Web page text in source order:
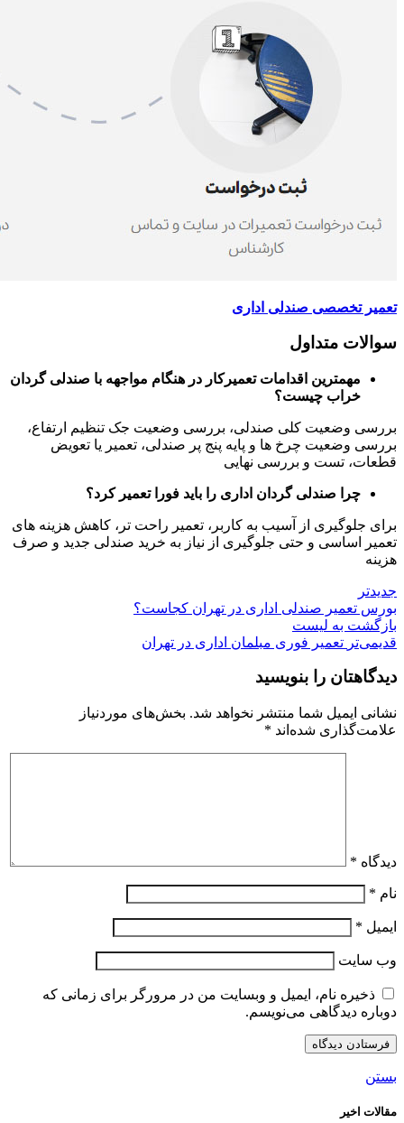
تعمیر تخصصی صندلی اداری
سوالات متداول
مهمترین اقدامات تعمیرکار در هنگام مواجهه با صندلی گردان
خراب چیست؟
بررسی وضعیت کلی صندلی، بررسی وضعیت جک تنظیم ارتفاع،
بررسی وضعیت چرخ ها و پایه پنج پر صندلی، تعمیر یا تعویض
قطعات، تست و بررسی نهایی
چرا صندلی گردان اداری را باید فورا تعمیر کرد؟
برای جلوگیری از آسیب به کاربر، تعمیر راحت تر، کاهش هزینه های
تعمیر اساسی و حتی جلوگیری از نیاز به خرید صندلی جدید و صرف
هزینه
جدیدتر
بورس تعمیر صندلی اداری در تهران کجاست؟
بازگشت به لیست
قدیمی‌تر تعمیر فوری مبلمان اداری در تهران
دیدگاهتان را بنویسید
نشانی ایمیل شما منتشر نخواهد شد. بخش‌های موردنیاز
علامت‌گذاری شده‌اند *
دیدگاه *
نام *
ایمیل *
وب‌ سایت
ذخیره نام، ایمیل و وبسایت من در مرورگر برای زمانی که
دوباره دیدگاهی می‌نویسم.
بستن
مقالات اخیر